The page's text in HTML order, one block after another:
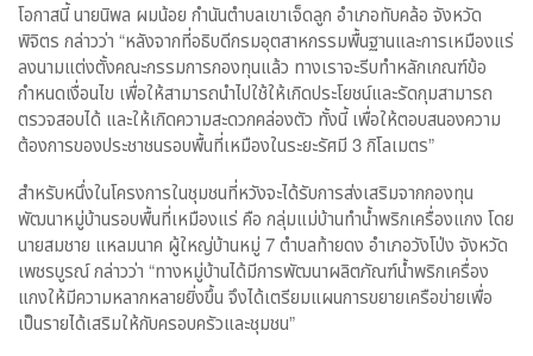
โอกาสนี้ นายนิพล ผมน้อย กำนันตำบลเขาเจ็ดลูก อำเภอทับคล้อ จังหวัด
พิจิตร กล่าวว่า “หลังจากที่อธิบดีกรมอุตสาหกรรมพื้นฐานและการเหมืองแร่
ลงนามแต่งตั้งคณะกรรมการกองทุนแล้ว ทางเราจะรีบทำหลักเกณฑ์ข้อ
กำหนดเงื่อนไข เพื่อให้สามารถนำไปใช้ให้เกิดประโยชน์และรัดกุมสามารถ
ตรวจสอบได้ และให้เกิดความสะดวกคล่องตัว ทั้งนี้ เพื่อให้ตอบสนองความ
ต้องการของประชาชนรอบพื้นที่เหมืองในระยะรัศมี 3 กิโลเมตร”
สำหรับหนึ่งในโครงการในชุมชนที่หวังจะได้รับการส่งเสริมจากกองทุน
พัฒนาหมู่บ้านรอบพื้นที่เหมืองแร่ คือ กลุ่มแม่บ้านทำน้ำพริกเครื่องแกง โดย
นายสมชาย แหลมนาค ผู้ใหญ่บ้านหมู่ 7 ตำบลท้ายดง อำเภอวังโป่ง จังหวัด
เพชรบูรณ์ กล่าวว่า “ทางหมู่บ้านได้มีการพัฒนาผลิตภัณฑ์น้ำพริกเครื่อง
แกงให้มีความหลากหลายยิ่งขึ้น จึงได้เตรียมแผนการขยายเครือข่ายเพื่อ
เป็นรายได้เสริมให้กับครอบครัวและชุมชน”